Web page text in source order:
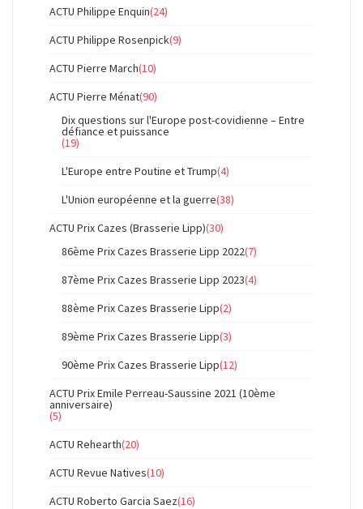
ACTU Philippe Enquin(24)
ACTU Philippe Rosenpick(9)
ACTU Pierre March(10)
ACTU Pierre Ménat(90)
Dix questions sur l'Europe post-covidienne – Entre
défiance et puissance
(19)
L'Europe entre Poutine et Trump(4)
L'Union européenne et la guerre(38)
ACTU Prix Cazes (Brasserie Lipp)(30)
86ème Prix Cazes Brasserie Lipp 2022(7)
87ème Prix Cazes Brasserie Lipp 2023(4)
88ème Prix Cazes Brasserie Lipp(2)
89ème Prix Cazes Brasserie Lipp(3)
90ème Prix Cazes Brasserie Lipp(12)
ACTU Prix Emile Perreau-Saussine 2021 (10ème
anniversaire)
(5)
ACTU Rehearth(20)
ACTU Revue Natives(10)
ACTU Roberto Garcia Saez(16)